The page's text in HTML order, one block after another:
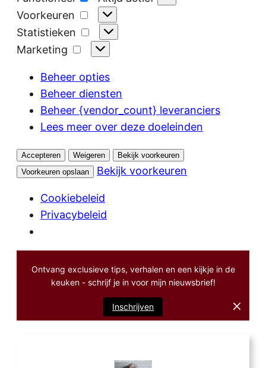
Voorkeuren
Voorkeuren
Statistieken
Statistieken
Marketing
Marketing
Beheer opties
Beheer diensten
Beheer {vendor_count} leveranciers
Lees meer over deze doeleinden
Accepteren Weigeren
Bekijk voorkeuren
Voorkeuren opslaan
Bekijk voorkeuren
Cookiebeleid
Privacybeleid
Ontvang exclusieve tips, verhalen en een kijkje in de
keuken - schrijf je in voor mijn nieuwsbrief!
Inschrijven